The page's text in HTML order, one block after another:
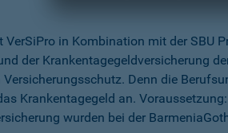
in Kombination mit der SBU
der Krankentagegeldversicherung
Denn die
Krankentagegeld an.
wurden bei der